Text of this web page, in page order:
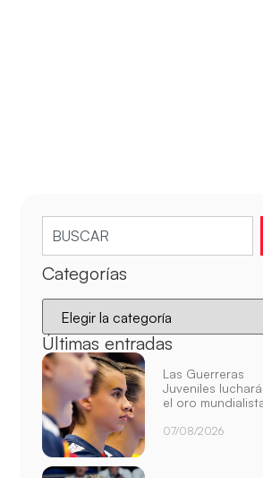
Categorías
Últimas entradas
Las Guerreras
Juveniles
el oro
07/08/2026